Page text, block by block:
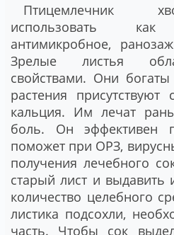
Птицемлечник
использовать как
антимикробное,
Зрелые листья
свойствами. Они
растения присутствуют
кальция. Им лечат
боль. Он эффективен
поможет при ОРЗ,
получения лечебного
старый лист и выдавить
количество целебного
листика подсохли,
часть. Чтобы сок